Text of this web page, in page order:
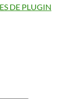
DE PLUGIN